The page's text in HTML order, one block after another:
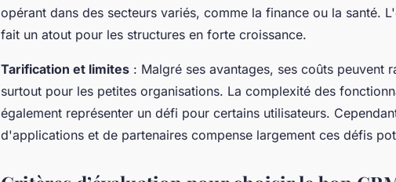
opérant dans des secteurs variés, comme la finance ou la santé.
fait un atout pour les structures en forte croissance.
Tarification et limites : Malgré ses avantages, ses coûts peuvent
surtout pour les petites organisations. La complexité des
également représenter un défi pour certains utilisateurs.
d'applications et de partenaires compense largement ces défis